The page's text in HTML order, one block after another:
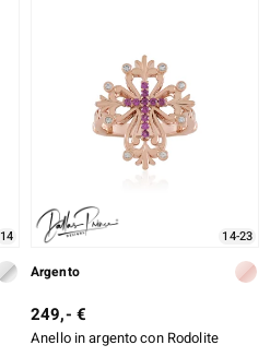
14 14-23
Argento
249,- €
Anello in argento con Rodolite